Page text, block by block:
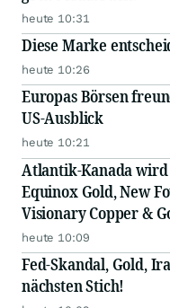
04.08.26, 17:07
Wie China die
könnte
04.08.26, 14:41
12.000 Meter
Gold & Kupfer-
04.08.26, 14:00
Antimon-Fokus
Critical One nimmt
04.08.26, 12:54
SCHOCK: USA rettet
SCHOCK am
04.08.26, 09:41